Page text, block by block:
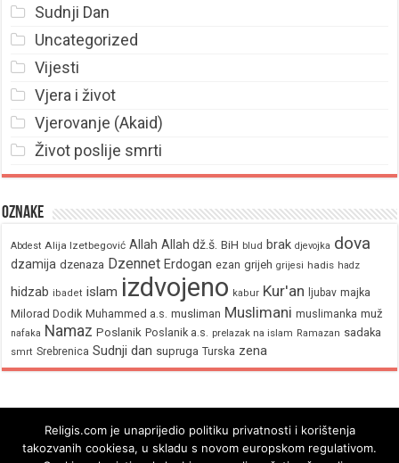
Sudnji Dan
Uncategorized
Vijesti
Vjera i život
Vjerovanje (Akaid)
Život poslije smrti
Oznake
Abdest Alija Izetbegović Allah Allah dž.š. BiH blud brak djevojka dova
dzamija dzenaza Dzennet Erdogan ezan grijeh grijesi hadis hadz
hidzab ibadet islam izdvojeno kabur Kur'an ljubav majka
Milorad Dodik Muhammed a.s. musliman Muslimani muslimanka muž
nafaka Namaz Poslanik Poslanik a.s. prelazak na islam Ramazan sadaka
smrt Srebrenica Sudnji dan supruga Turska zena
Religis.com je unaprijedio politiku privatnosti i korištenja
takozvanih cookiesa, u skladu s novom europskom regulativom.